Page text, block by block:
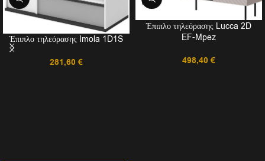
Έπιπλο τηλεόρασης Imola 1D1S
281,60 €
Έπιπλο τηλεόρασης Lucca 2D
EF-Mpez
498,40 €